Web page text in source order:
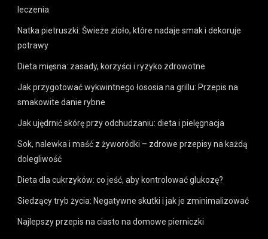
leczenia
Natka pietruszki: Świeże zioło, które nadaje smak i dekoruje
potrawy
Dieta mięsna: zasady, korzyści i ryzyko zdrowotne
Jak przygotować wykwintnego łososia na grillu: Przepis na
smakowite danie rybne
Jak ujędrnić skórę przy odchudzaniu: dieta i pielęgnacja
Sok, nalewka i maść z żyworódki – zdrowe przepisy na każdą
dolegliwość
Dieta dla cukrzyków: co jeść, aby kontrolować glukozę?
Siedzący tryb życia: Negatywne skutki i jak je zminimalizować
Najlepszy przepis na ciasto na domowe pierniczki